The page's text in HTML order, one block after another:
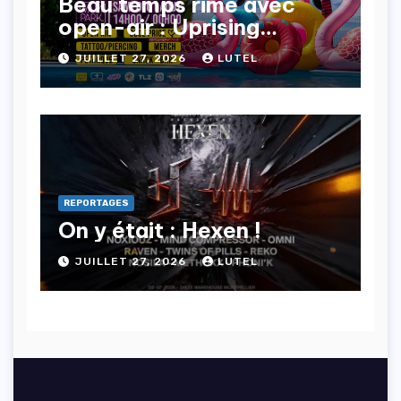
open-air : Uprising
Project s’impose !
JUILLET 27, 2026 LUTEL
REPORTAGES
On y était : Hexen !
JUILLET 27, 2026 LUTEL